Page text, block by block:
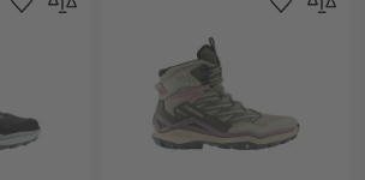
Ajouter à la liste d'achats
Ajouter au comparateur Ajouter à la
Ajouter